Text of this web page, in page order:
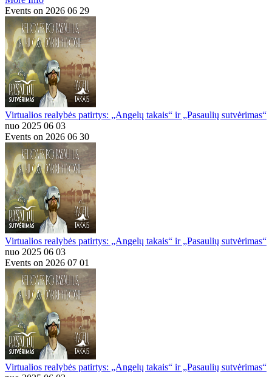
Events on 2026 06 29
Virtualios realybės patirtys: „Angelų takais“ ir „Pasaulių sutvėrimas“
nuo 2025 06 03
Events on 2026 06 30
Virtualios realybės patirtys: „Angelų takais“ ir „Pasaulių sutvėrimas“
nuo 2025 06 03
Events on 2026 07 01
Virtualios realybės patirtys: „Angelų takais“ ir „Pasaulių sutvėrimas“